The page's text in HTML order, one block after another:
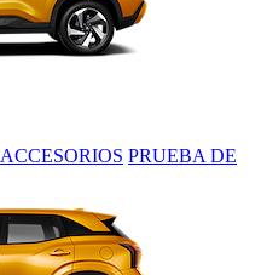
ACCESORIOS PRUEBA DE